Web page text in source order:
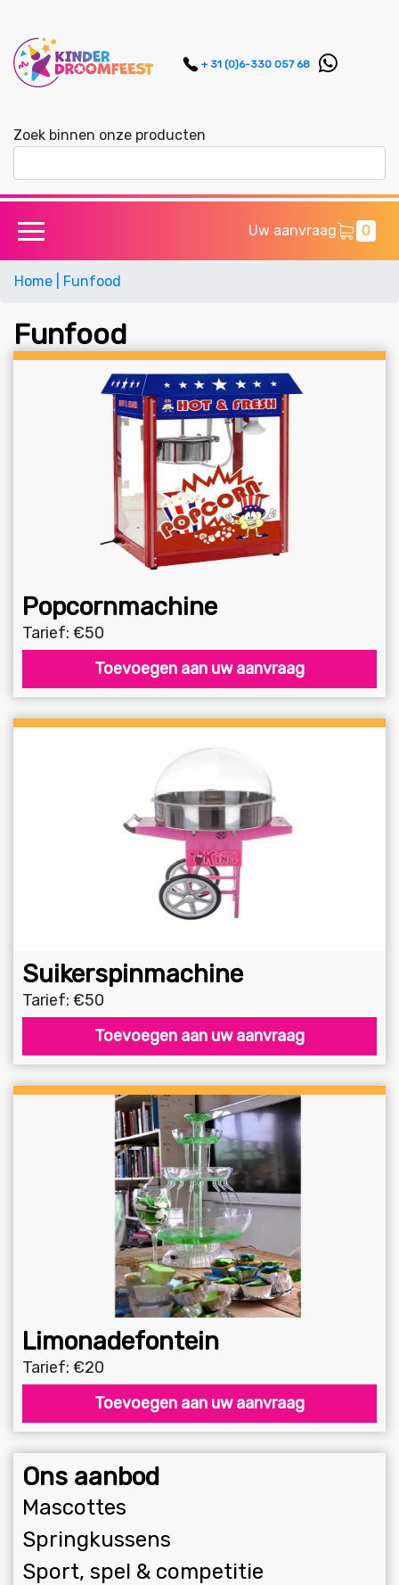
+ 31 (0)6-330 057 68
Zoek binnen onze producten
Uw aanvraag 0
Home | Funfood
Funfood
Ons aanbod
Mascottes
Springkussens
Sport, spel & competitie
Popcornmachine
Tarief: €50
Toevoegen aan uw aanvraag
Suikerspinmachine
Tarief: €50
Toevoegen aan uw aanvraag
Limonadefontein
Tarief: €20
Toevoegen aan uw aanvraag